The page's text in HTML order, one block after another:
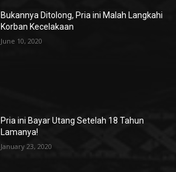
Bukannya Ditolong, Pria ini Malah Langkahi
Korban Kecelakaan
June 10, 2020
Pria ini Bayar Utang Setelah 18 Tahun
Lamanya!
January 23, 2020